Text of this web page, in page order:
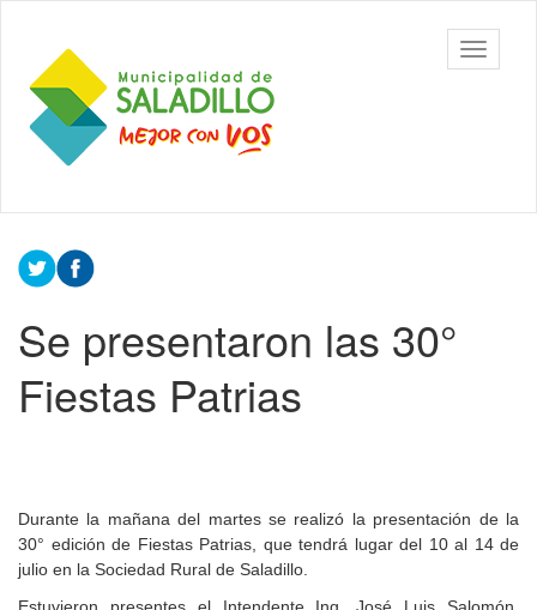
contenido
principal
Municipalidad
de Saladillo
barra
Contenido
principal
Se presentaron las 30°
Fiestas Patrias
Durante la mañana del martes se realizó la presentación de la
30° edición de Fiestas Patrias, que tendrá lugar del 10 al 14 de
julio en la Sociedad Rural de Saladillo.